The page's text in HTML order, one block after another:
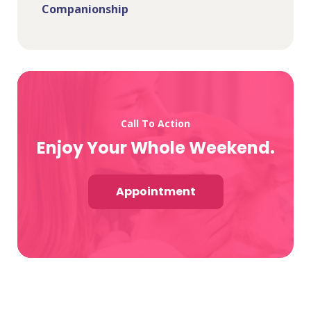
Companionship
Call To Action
Enjoy Your Whole Weekend.
Appointment